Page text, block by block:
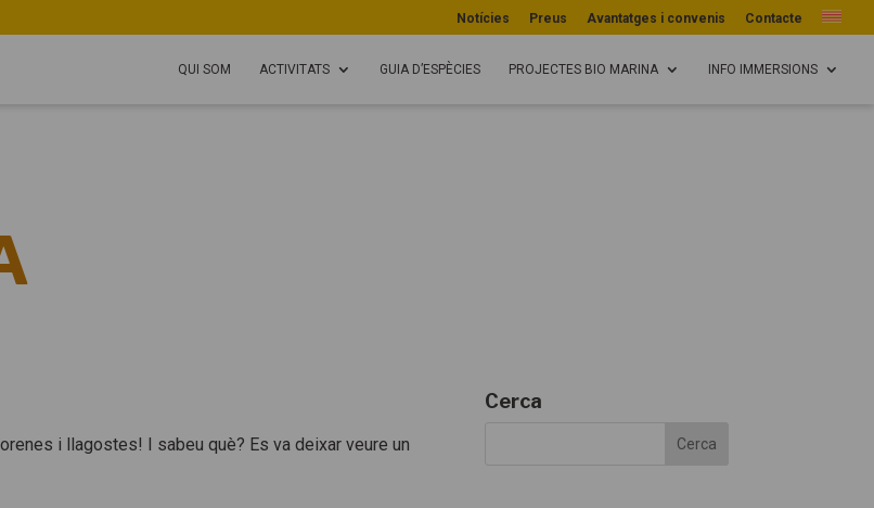
Notícies Preus Avantatges i convenis Contacte
QUI SOM ACTIVITATS GUIA D’ESPÈCIES PROJECTES BIO MARINA INFO IMMERSIONS
i llagostes! I sabeu què? Es va deixar veure un
Cerca